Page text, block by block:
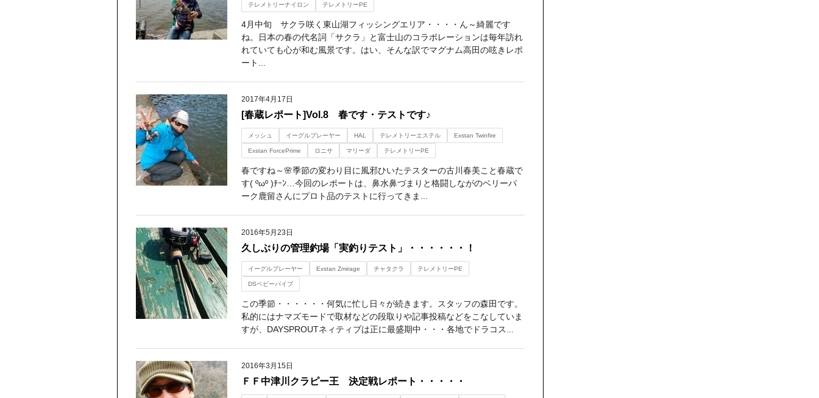
テレメトリーナイロン テレメトリーPE
4月中旬 サクラ咲く東山湖フィッシングエリア・・・・ん～綺麗です
ね。日本の春の代名詞「サクラ」と富士山のコラボレーションは毎年訪れ
れていても心が和む風景です。はい、そんな訳でマグナム高田の呟きレポ
ート...
2017年4月17日
[春蔵レポート]Vol.8 春です・テストです♪
メッシュ イーグルプレーヤー HAL テレメトリーエステル Exstan Twinfire
Exstan ForcePrime ロニサ マリーダ テレメトリーPE
春ですね～🌸季節の変わり目に風邪ひいたテスターの古川春美こと春蔵で
す( ºωº )ﾁｰﾝ…今回のレポートは、鼻水鼻づまりと格闘しながのベリーパ
ーク鹿留さんにプロト品のテストに行ってきま...
2016年5月23日
久しぶりの管理釣場「実釣りテスト」・・・・・・！
イーグルプレーヤー Exstan Zmirage チャタクラ テレメトリーPE
DSベビーバイブ
この季節・・・・・・何気に忙し日々が続きます。スタッフの森田です。
私的にはナマズモードで取材などの段取りや記事投稿などをこなしていま
すが、DAYSPROUTネィティブは正に最盛期中・・・各地でドラコス...
2016年3月15日
ＦＦ中津川クラピー王 決定戦レポート・・・・・